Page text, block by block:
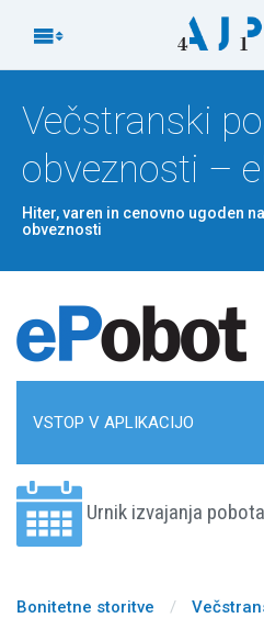

Večstranski
obveznosti –
Hiter, varen in cenovno ugoden
obveznosti
VSTOP V APLIKACIJO
Urnik izvajanja pobota
Bonitetne storitve /